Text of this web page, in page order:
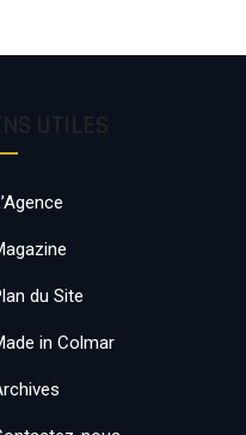
du Site
in Colmar